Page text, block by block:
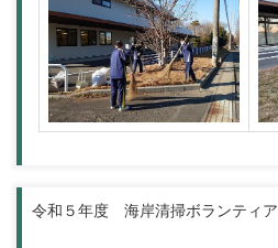
令和５年度 海岸清掃ボランティア